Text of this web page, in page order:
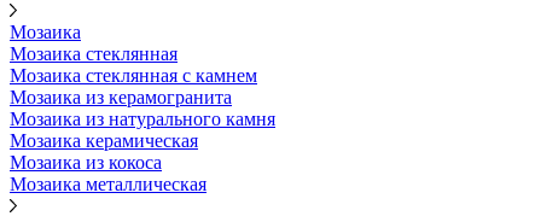
Мозаика
Мозаика стеклянная
Мозаика стеклянная с камнем
Мозаика из керамогранита
Мозаика из натурального камня
Мозаика керамическая
Мозаика из кокоса
Мозаика металлическая